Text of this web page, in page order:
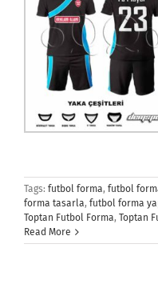
Tags: futbol forma, futbol
forma tasarla, futbol forma
Toptan Futbol Forma, Toptan
Read More